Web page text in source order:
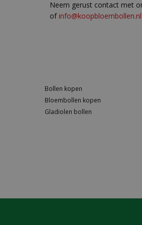
Neem gerust contact met
of info@koopbloembollen.nl
Bollen kopen
Bloembollen kopen
Gladiolen bollen